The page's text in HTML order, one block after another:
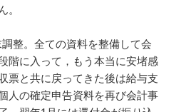
。
調整。全ての資料を整備して会
階に入って，もう本当に安堵感
票と共に戻ってきた後は給与支
人の確定申告資料を再び会計事